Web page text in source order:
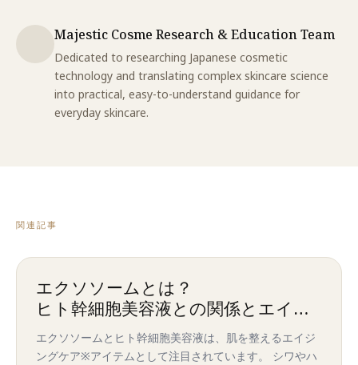
Majestic Cosme Research & Education Team
Dedicated to researching Japanese cosmetic
technology and translating complex skincare science
into practical, easy-to-understand guidance for
everyday skincare.
関連記事
エクソソームとは？
ヒト幹細胞美容液との関係とエイジ
ングケア効果
エクソソームとヒト幹細胞美容液は、肌を整えるエイジ
ングケア※アイテムとして注目されています。 シワやハ